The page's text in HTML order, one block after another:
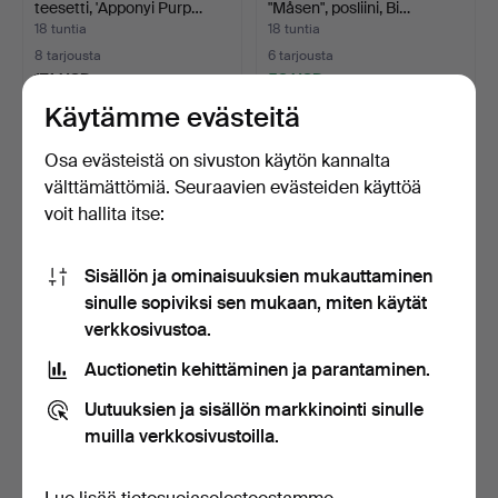
teesetti, 'Apponyi Purp…
18 tuntia
8 tarjousta
174 USD
"Måsen", posliini, Bi…
18 tuntia
6 tarjousta
58 USD
PAISTOVUOAT, 2 kpl,
posliini, Rörstrand, P…
18 tuntia
2 tarjousta
STIG LINDBERG. 8 osaa,
"Prunus", posliini,…
18 tuntia
14 tarjousta
Käytämme evästeitä
Osa evästeistä on sivuston käytön kannalta
välttämättömiä. Seuraavien evästeiden käyttöä
voit hallita itse:
Sisällön ja ominaisuuksien mukauttaminen
sinulle sopiviksi sen mukaan, miten käytät
verkkosivustoa.
Auctionetin kehittäminen ja parantaminen.
Uutuuksien ja sisällön markkinointi sinulle
muilla verkkosivustoilla.